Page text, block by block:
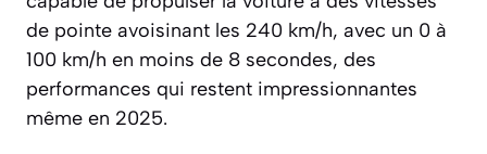
de pointe avoisinant les 240 km/h, avec un 0 à
100 km/h en moins de 8 secondes, des
performances qui restent impressionnantes
même en 2025.